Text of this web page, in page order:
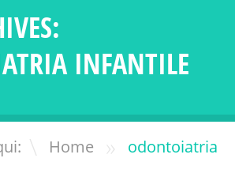
INFANTILE
Home »
odontoiatria